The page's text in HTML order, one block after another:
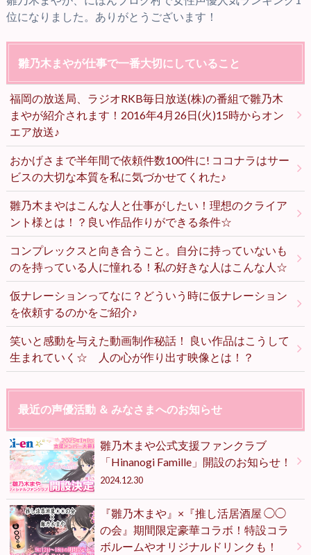
位になりました。ありがとうございます！
雛乃木まやが仕事で一番大切にしていること
福岡の放送局、ラジオRKB毎日放送(株)の番組で雛乃木
まやが紹介されます！2016年4月26日(火)15時からオン
エア放送♪
おかげさまで半年間で依頼件数100件に! ココナラはサー
ビスの大切な本質を私に気づかせてくれた♪
雛乃木まやはこんな人と仕事がしたい！理想のクライア
ント様とは！？良い作品作りができる条件☆
コンプレックスと向き合うこと。自分に持っていないも
のを持っている人に憧れる！私の好きな人はこんな人☆
仮ナレーションってなに？どういう時に仮ナレーション
を依頼するのかをご紹介♪
笑いと感動を与えた動画制作秘話！ 良い作品はこうして
生まれていく☆ 人の心が作り出す映像とは！？
最近の声優活動 ＆ みなさまへのお知らせ
雛乃木まや公式支援ファンクラブ
「Hinanogi Famille」開設のお知らせ！
2024.12.30
『雛乃木まや』×『推し活居酒屋 ◯◯
の会』期間限定豪華コラボ！特設コラ
ボルームやオリジナルドリンクも！